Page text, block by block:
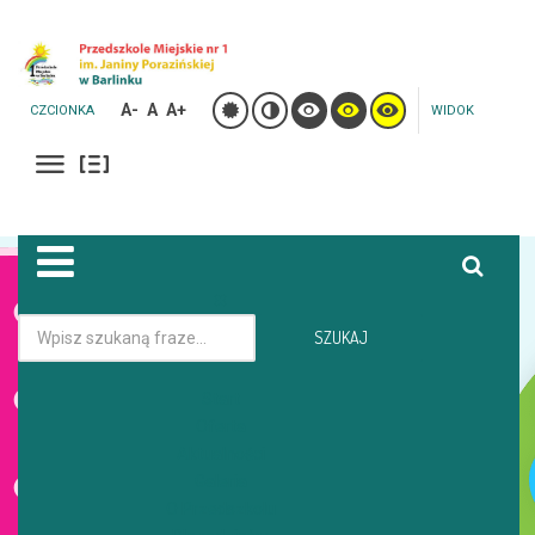
CZCIONKA A- A A+ WIDOK
SZUKAJ
Jesteś tutaj:Strona główna
DZIEŃ DZIECKA - LEŚNA